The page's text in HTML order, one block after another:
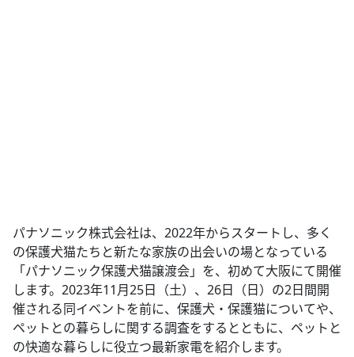
パナソニック株式会社は、2022年からスタートし、多く
の保護犬猫たちと新たな家族の出会いの場となっている
「パナソニック保護犬猫譲渡会」を、初めて大阪にて開催
します。2023年11月25日（土）、26日（日）の2日間開
催される同イベントを前に、保護犬・保護猫についてや、
ペットとの暮らしに関する調査をするとともに、ペットと
の快適な暮らしに役立つ最新家電を紹介します。